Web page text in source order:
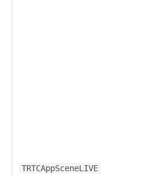
TRTCAppSceneLIVE